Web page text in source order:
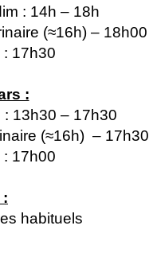
: 14h – 18h
(≈16h) – 18h00
17h30
:
: 13h30 – 17h30
(≈16h) – 17h30
17h00
habituels